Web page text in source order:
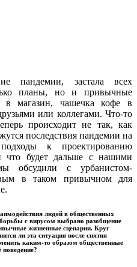
пандемии, застала всех
планы, но и привычные
в магазин, чашечка кофе в
или коллегами. Что-то
происходит не так, как
последствия пандемии на
к проектированию
что будет дальше с нашими
обсудили с урбанистом-
в таком привычном для
людей в общественных
с вирусом выбрано разобщение
жизненные сценарии. Круг
ли эта ситуация после снятия
каким-то образом общественные